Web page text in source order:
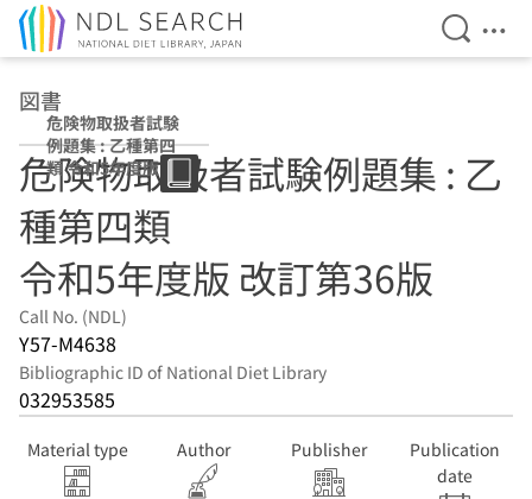
Open
図書
危険物取扱者試験
例題集 : 乙種第四
類 令和5年度版 改
訂第36版
危険物取扱者試験例題集 : 乙
種第四類
令和5年度版 改訂第36版
Call No. (NDL)
Y57-M4638
Bibliographic ID of National Diet Library
032953585
Material type Author Publisher
Publication
date